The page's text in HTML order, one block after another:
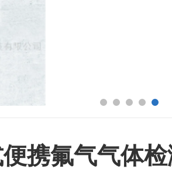
携氟气气体